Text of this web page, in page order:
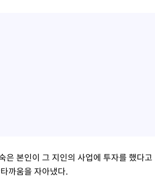
은 본인이 그 지인의 사업에 투자를 했다
까움을 자아냈다.